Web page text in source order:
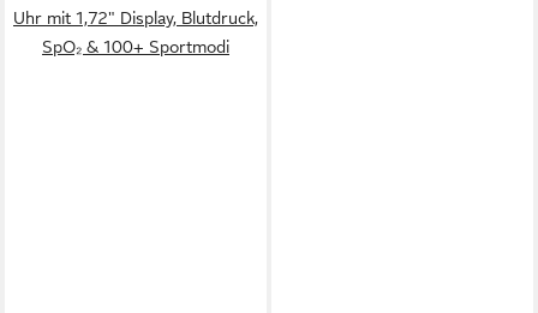
Uhr mit 1,72" Display, Blutdruck,
SpO₂ & 100+ Sportmodi